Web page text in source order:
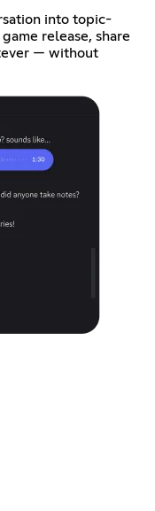
into topic-
release, share
— without